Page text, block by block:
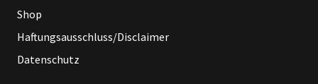
Shop
Haftungsausschluss/Disclaimer
Datenschutz